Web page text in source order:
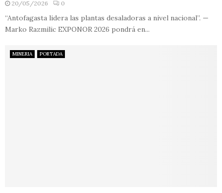
20/05/2026 0
“Antofagasta lidera las plantas desaladoras a nivel nacional”. —
Marko Razmilic EXPONOR 2026 pondrá en...
MINERIA PORTADA